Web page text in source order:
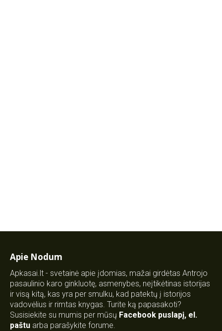
Apie Nodum
Apkasai.lt - svetainė apie įdomias, mažai girdėtas Antrojo
pasaulinio karo ginkluotę, asmenybes, neįtikėtinas istorijas
ir visą kitą, kas yra per smulku, kad patektų į istorijos
vadovėlius ir rimtas knygas. Turite ką papasakoti?
Susisiekite su mumis per mūsų Facebook puslapį, el.
paštu arba parašykite forume.